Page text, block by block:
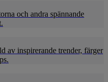
och andra spännande
av inspirerande trender, färger